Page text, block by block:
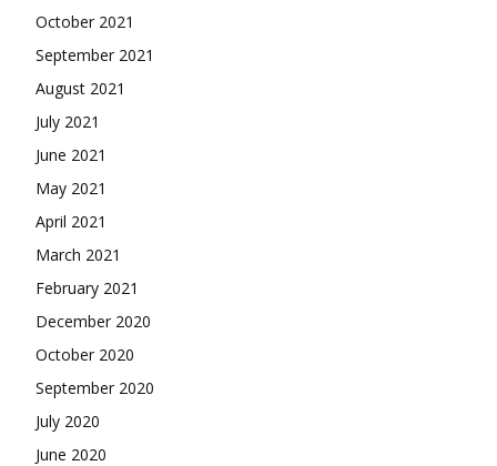
October 2021
September 2021
August 2021
July 2021
June 2021
May 2021
April 2021
March 2021
February 2021
December 2020
October 2020
September 2020
July 2020
June 2020